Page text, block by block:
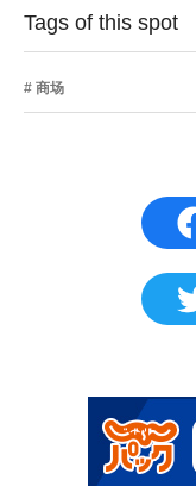
Tags of this spot
商场